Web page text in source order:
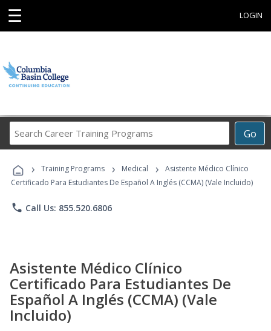
☰ LOGIN
Go
Career
Programs
› Training Programs › Medical ›
Asistente Médico Clínico
Certificado Para Estudiantes De Español A Inglés (CCMA) (Vale Incluido)
phone Call Us: 855.520.6806
Asistente Médico Clínico
Certificado Para Estudiantes De
Español A Inglés (CCMA) (Vale
Incluido)